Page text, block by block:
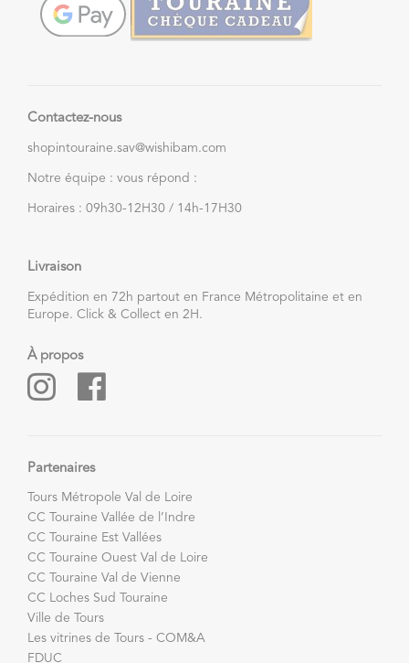
Contactez-nous
shopintouraine.sav@wishibam.com
Notre équipe : vous répond :
Horaires : 09h30-12H30 / 14h-17H30
Livraison
Expédition en 72h partout en France Métropolitaine et en
Europe. Click & Collect en 2H.
À propos
Partenaires
Tours Métropole Val de Loire
CC Touraine Vallée de l’Indre
CC Touraine Est Vallées
CC Touraine Ouest Val de Loire
CC Touraine Val de Vienne
CC Loches Sud Touraine
Ville de Tours
Les vitrines de Tours - COM&A
FDUC